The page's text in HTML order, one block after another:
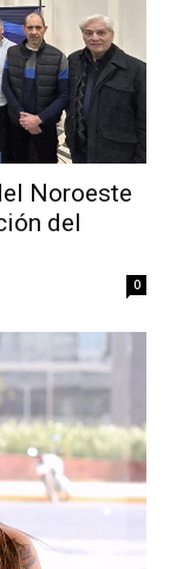
Noroeste
del
0